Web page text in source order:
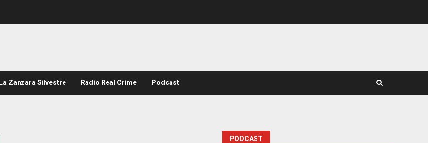
La Zanzara Silvestre Radio Real Crime Podcast
PODCAST